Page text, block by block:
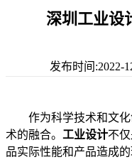
深圳工业设
发布时间:2022-
作为科学技术和文化
术的融合。 工业设计不
品实际性能和产品造成